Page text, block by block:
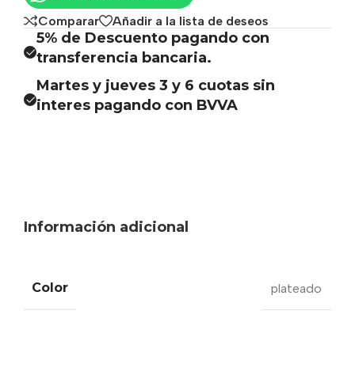
Comparar Añadir a la lista de deseos
5% de Descuento pagando con
transferencia bancaria.
Martes y jueves 3 y 6 cuotas sin
interes pagando con BVVA
Información adicional
Color plateado